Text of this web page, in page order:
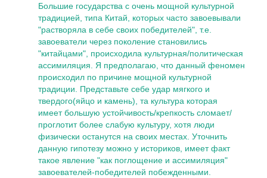
Большие государства с очень мощной культурной
традицией, типа Китай, которых часто завоевывали
"растворяла в себе своих победителей", т.е.
завоеватели через поколение становились
"китайцами", происходила культурная/политическая
ассимиляция. Я предполагаю, что данный феномен
происходил по причине мощной культурной
традиции. Представьте себе удар мягкого и
твердого(яйцо и камень), та культура которая
имеет большую устойчивость/крепкость сломает/
проглотит более слабую культуру, хотя люди
физически останутся на своих местах. Уточнить
данную гипотезу можно у историков, имеет факт
такое явление "как поглощение и ассимиляция"
завоевателей-победителей побежденными.